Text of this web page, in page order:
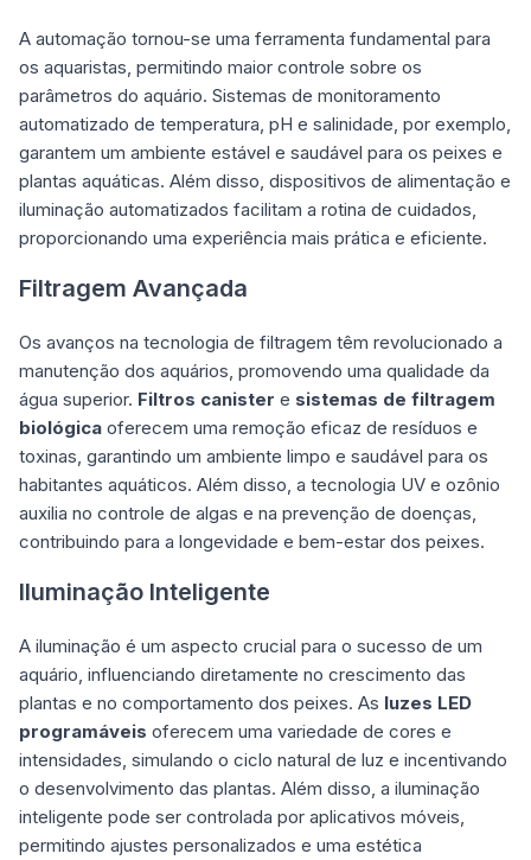
A automação tornou-se uma ferramenta fundamental para
os aquaristas, permitindo maior controle sobre os
parâmetros do aquário. Sistemas de monitoramento
automatizado de temperatura, pH e salinidade, por exemplo,
garantem um ambiente estável e saudável para os peixes e
plantas aquáticas. Além disso, dispositivos de alimentação e
iluminação automatizados facilitam a rotina de cuidados,
proporcionando uma experiência mais prática e eficiente.
Filtragem Avançada
Os avanços na tecnologia de filtragem têm revolucionado a
manutenção dos aquários, promovendo uma qualidade da
água superior. Filtros canister e sistemas de filtragem
biológica oferecem uma remoção eficaz de resíduos e
toxinas, garantindo um ambiente limpo e saudável para os
habitantes aquáticos. Além disso, a tecnologia UV e ozônio
auxilia no controle de algas e na prevenção de doenças,
contribuindo para a longevidade e bem-estar dos peixes.
Iluminação Inteligente
A iluminação é um aspecto crucial para o sucesso de um
aquário, influenciando diretamente no crescimento das
plantas e no comportamento dos peixes. As luzes LED
programáveis oferecem uma variedade de cores e
intensidades, simulando o ciclo natural de luz e incentivando
o desenvolvimento das plantas. Além disso, a iluminação
inteligente pode ser controlada por aplicativos móveis,
permitindo ajustes personalizados e uma estética